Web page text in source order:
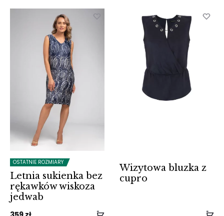
OSTATNIE ROZMIARY
Letnia sukienka bez
rękawków wiskoza
jedwab
Wizytowa bluzka z
cupro